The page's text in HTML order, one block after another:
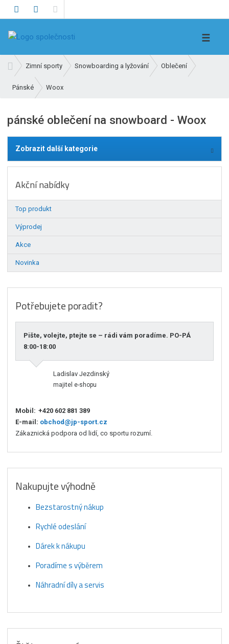
t
☰
v
o
í
a
a
Zimní sporty Snowboarding a lyžování Oblečení
Pánské Woox
pánské oblečení na snowboard - Woox
Zobrazit další kategorie
Akční nabídky
Top produkt
Výprodej
Akce
Novinka
Potřebujete poradit?
Pište, volejte, ptejte se – rádi vám poradíme. PO-PÁ
8:00-18:00
Ladislav Jezdinský
majitel e-shopu
Mobil: +420 602 881 389
E-mail: obchod@jp-sport.cz
Zákaznická podpora od lidí, co sportu rozumí.
Nakupujte výhodně
Bezstarostný nákup
Rychlé odeslání
Dárek k nákupu
Poradíme s výběrem
Náhradní díly a servis